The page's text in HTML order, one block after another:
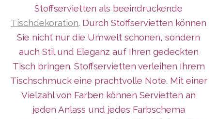
Stoffservietten als beeindruckende
Tischdekoration. Durch Stoffservietten können
Sie nicht nur die Umwelt schonen, sondern
auch Stil und Eleganz auf Ihren gedeckten
Tisch bringen. Stoffservietten verleihen Ihrem
Tischschmuck eine prachtvolle Note. Mit einer
Vielzahl von Farben können Servietten an
jeden Anlass und jedes Farbschema